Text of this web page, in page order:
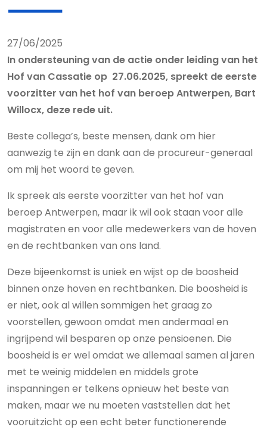
27/06/2025
In ondersteuning van de actie onder leiding van het
Hof van Cassatie op 27.06.2025, spreekt de eerste
voorzitter van het hof van beroep Antwerpen, Bart
Willocx, deze rede uit.
Beste collega’s, beste mensen, dank om hier
aanwezig te zijn en dank aan de procureur-generaal
om mij het woord te geven.
Ik spreek als eerste voorzitter van het hof van
beroep Antwerpen, maar ik wil ook staan voor alle
magistraten en voor alle medewerkers van de hoven
en de rechtbanken van ons land.
Deze bijeenkomst is uniek en wijst op de boosheid
binnen onze hoven en rechtbanken. Die boosheid is
er niet, ook al willen sommigen het graag zo
voorstellen, gewoon omdat men andermaal en
ingrijpend wil besparen op onze pensioenen. Die
boosheid is er wel omdat we allemaal samen al jaren
met te weinig middelen en middels grote
inspanningen er telkens opnieuw het beste van
maken, maar we nu moeten vaststellen dat het
vooruitzicht op een echt beter functionerende